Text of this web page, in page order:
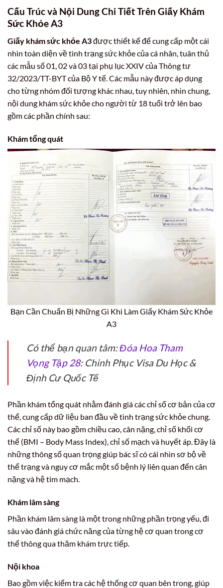
Cấu Trúc và Nội Dung Chi Tiết Trên Giấy Khám
Sức Khỏe A3
Giấy khám sức khỏe A3được thiết kế để cung cấp một cái
nhìn toàn diện về tình trạng sức khỏe của cá nhân, tuân thủ
các mẫu số 01, 02 và 03 tại phụ lục XXIV của Thông tư
32/2023/TT-BYT của Bộ Y tế. Các mẫu này được áp dụng
cho từng nhóm đối tượng khác nhau, tuy nhiên, nhìn chung,
nội dung khám sức khỏe cho người từ 18 tuổi trở lên bao
gồm các phần chính sau:
Khám tổng quát
Bạn Cần Chuẩn Bị Những Gì Khi Làm Giấy Khám Sức Khỏe
A3
Có thể bạn quan tâm:Đóa Hoa Tham
Vọng Tập 28: Chinh Phục Visa Du Học &
Định Cư Quốc Tế
Phần khám tổng quát nhằm đánh giá các chỉ số cơ bản của cơ
thể, cung cấp dữ liệu ban đầu về tình trạng sức khỏe chung.
Các chỉ số này bao gồm chiều cao, cân nặng, chỉ số khối cơ
thể (BMI – Body Mass Index), chỉ số mạch và huyết áp. Đây là
những thông số quan trọng giúp bác sĩ có cái nhìn sơ bộ về
thể trạng và nguy cơ mắc một số bệnh lý liên quan đến cân
nặng và hệ tim mạch.
Khám lâm sàng
Phần khám lâm sàng là một trong những phần trọng yếu, đi
sâu vào đánh giá chức năng của từng hệ cơ quan trong cơ
thể thông qua thăm khám trực tiếp.
Nội khoa
Bao gồm việc kiểm tra các hệ thống cơ quan bên trong, giúp